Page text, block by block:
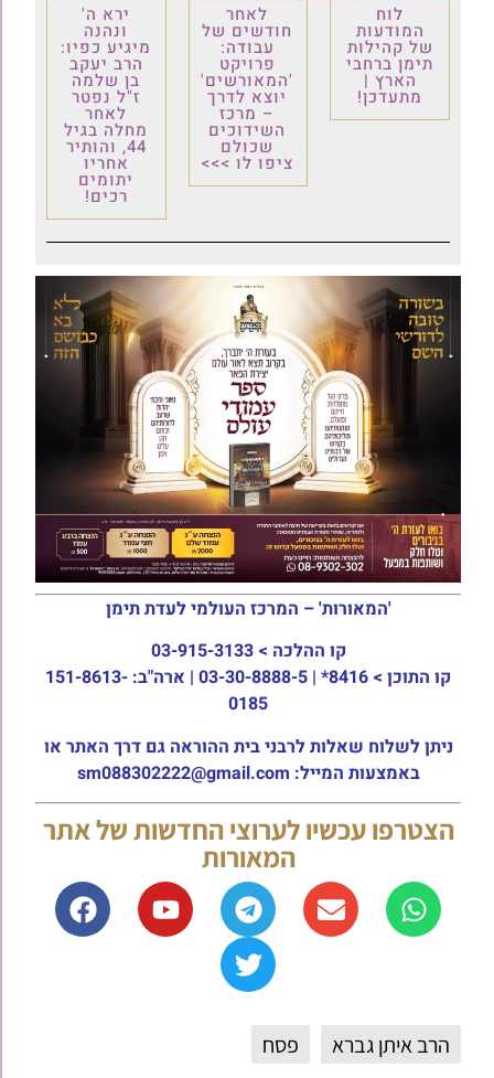
לוח
המודעות
של קהילות
תימן ברחבי
הארץ |
מתעדכן!
לאחר
חודשים של
עבודה:
פרויקט
'המאורשים'
יוצא לדרך
– מרכז
השידוכים
שכולם
ציפו לו >>>
ירא ה'
ונהנה
מיגיע כפיו:
הרב יעקב
בן שלמה
ז"ל נפטר
לאחר
מחלה בגיל
44, והותיר
אחריו
יתומים
רכים!
'המאורות' – המרכז העולמי לעדת תימן
קו ההלכה > 03-915-3133
קו התוכן >
8416* | 03-30-8888-5 | ארה"ב: 151-8613-
0185
ניתן לשלוח שאלות לרבני בית ההוראה גם דרך האתר או
באמצעות המייל: sm088302222@gmail.com
הצטרפו עכשיו לערוצי החדשות של אתר
המאורות
הרב איתן גברא פסח